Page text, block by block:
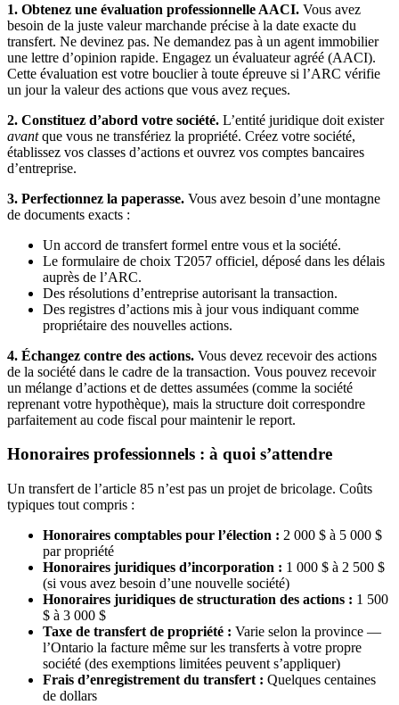
1. Obtenez une évaluation professionnelle AACI. Vous avez
besoin de la juste valeur marchande précise à la date exacte du
transfert. Ne devinez pas. Ne demandez pas à un agent immobilier
une lettre d’opinion rapide. Engagez un évaluateur agréé (AACI).
Cette évaluation est votre bouclier à toute épreuve si l’ARC vérifie
un jour la valeur des actions que vous avez reçues.
2. Constituez d’abord votre société. L’entité juridique doit exister
avantque vous ne transfériez la propriété. Créez votre société,
établissez vos classes d’actions et ouvrez vos comptes bancaires
d’entreprise.
3. Perfectionnez la paperasse. Vous avez besoin d’une montagne
de documents exacts :
Un accord de transfert formel entre vous et la société.
Le formulaire de choix T2057 officiel, déposé dans les délais
auprès de l’ARC.
Des résolutions d’entreprise autorisant la transaction.
Des registres d’actions mis à jour vous indiquant comme
propriétaire des nouvelles actions.
4. Échangez contre des actions. Vous devez recevoir des actions
de la société dans le cadre de la transaction. Vous pouvez recevoir
un mélange d’actions et de dettes assumées (comme la société
reprenant votre hypothèque), mais la structure doit correspondre
parfaitement au code fiscal pour maintenir le report.
Honoraires professionnels : à quoi s’attendre
Un transfert de l’article 85 n’est pas un projet de bricolage. Coûts
typiques tout compris :
Honoraires comptables pour l’élection : 2 000 $ à 5 000 $
par propriété
Honoraires juridiques d’incorporation : 1 000 $ à 2 500 $
(si vous avez besoin d’une nouvelle société)
Honoraires juridiques de structuration des actions : 1 500
$ à 3 000 $
Taxe de transfert de propriété : Varie selon la province —
l’Ontario la facture même sur les transferts à votre propre
société (des exemptions limitées peuvent s’appliquer)
Frais d’enregistrement du transfert : Quelques centaines
de dollars